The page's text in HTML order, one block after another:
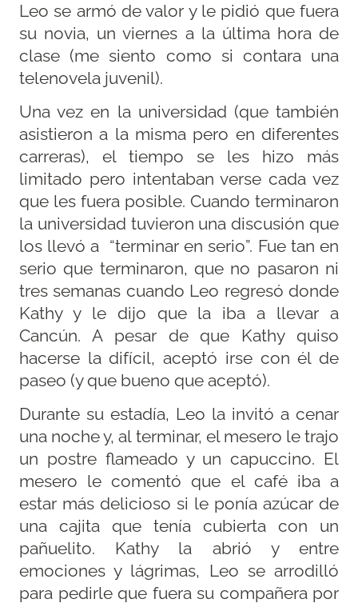
Leo se armó de valor y le pidió que fuera
su novia, un viernes a la última hora de
clase (me siento como si contara una
telenovela juvenil).
Una vez en la universidad (que también
asistieron a la misma pero en diferentes
carreras), el tiempo se les hizo más
limitado pero intentaban verse cada vez
que les fuera posible. Cuando terminaron
la universidad tuvieron una discusión que
los llevó a “terminar en serio”. Fue tan en
serio que terminaron, que no pasaron ni
tres semanas cuando Leo regresó donde
Kathy y le dijo que la iba a llevar a
Cancún. A pesar de que Kathy quiso
hacerse la difícil, aceptó irse con él de
paseo (y que bueno que aceptó).
Durante su estadía, Leo la invitó a cenar
una noche y, al terminar, el mesero le trajo
un postre flameado y un capuccino. El
mesero le comentó que el café iba a
estar más delicioso si le ponía azúcar de
una cajita que tenía cubierta con un
pañuelito. Kathy la abrió y entre
emociones y lágrimas, Leo se arrodilló
para pedirle que fuera su compañera por